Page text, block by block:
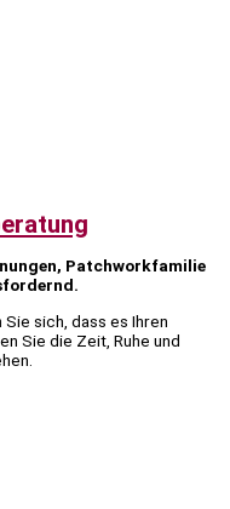
Patchworkfamilie
sich, dass es Ihren
Sie die Zeit, Ruhe und